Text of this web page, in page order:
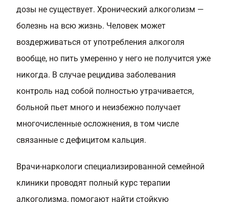
дозы не существует. Хронический алкоголизм —
болезнь на всю жизнь. Человек может
воздерживаться от употребления алкоголя
вообще, но пить умеренно у него не получится уже
никогда. В случае рецидива заболевания
контроль над собой полностью утрачивается,
больной пьет много и неизбежно получает
многочисленные осложнения, в том числе
связанные с дефицитом кальция.
Врачи-наркологи специализированной семейной
клиники проводят полный курс терапии
алкоголизма, помогают найти стойкую